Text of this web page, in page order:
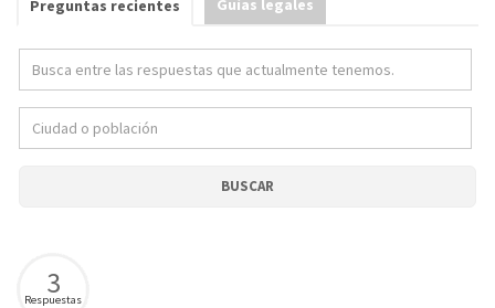
Preguntas recientes Guías legales
BUSCAR
3
Respuestas